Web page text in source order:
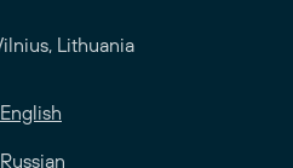
Lithuania